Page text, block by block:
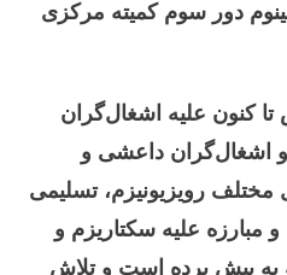
دور سوم کمیته مرکزی
کنون علیه اشغال‌گران
و اشغال‌گران داعشی و
مختلف رویزیونیزم، تسلیمی
مبارزه علیه سکتاریزم و
به پیش برده است و تلاش